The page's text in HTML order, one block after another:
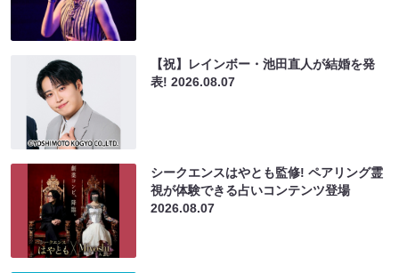
【祝】レインボー・池田直人が結婚を発
表!2026.08.07
シークエンスはやとも監修! ペアリング霊
視が体験できる占いコンテンツ登場
2026.08.07